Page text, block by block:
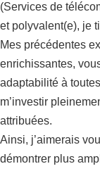
(Services de
et polyvalent(e), je
Mes précédentes
enrichissantes,
adaptabilité à
m’investir
attribuées.
Ainsi, j’aimerais
démontrer plus